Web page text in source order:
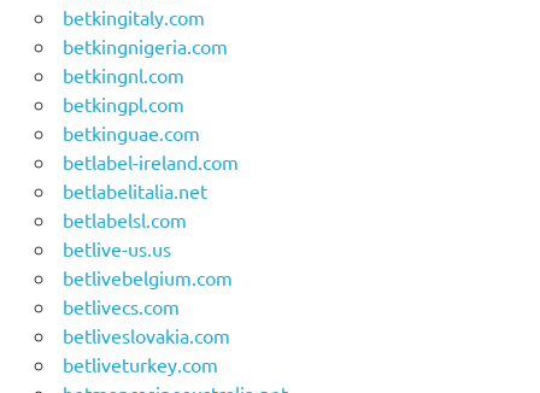
betkingitaly.com
betkingnigeria.com
betkingnl.com
betkingpl.com
betkinguae.com
betlabel-ireland.com
betlabelitalia.net
betlabelsl.com
betlive-us.us
betlivebelgium.com
betlivecs.com
betliveslovakia.com
betliveturkey.com